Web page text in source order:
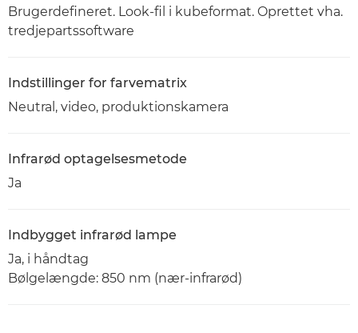
Brugerdefineret. Look-fil i kubeformat. Oprettet vha.
tredjepartssoftware
Indstillinger for farvematrix
Neutral, video, produktionskamera
Infrarød optagelsesmetode
Ja
Indbygget infrarød lampe
Ja, i håndtag
Bølgelængde: 850 nm (nær-infrarød)